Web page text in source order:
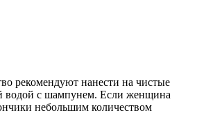
рекомендуют нанести на чистые
водой с шампунем. Если женщина
небольшим количеством